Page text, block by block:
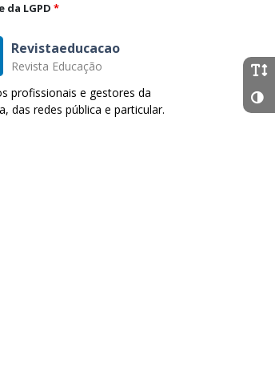
da LGPD *
Revistaeducacao
Revista Educação
profissionais e gestores da
das redes pública e particular.